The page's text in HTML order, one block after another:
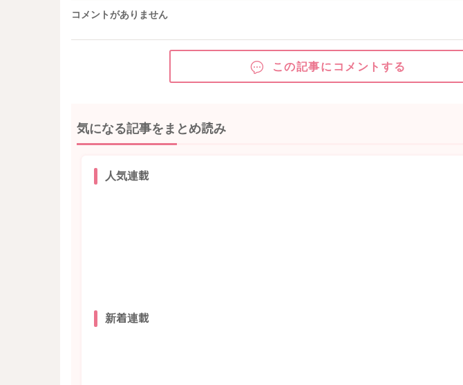
コメントがありません
この記事にコメントする
気になる記事をまとめ読み
人気連載
新着連載